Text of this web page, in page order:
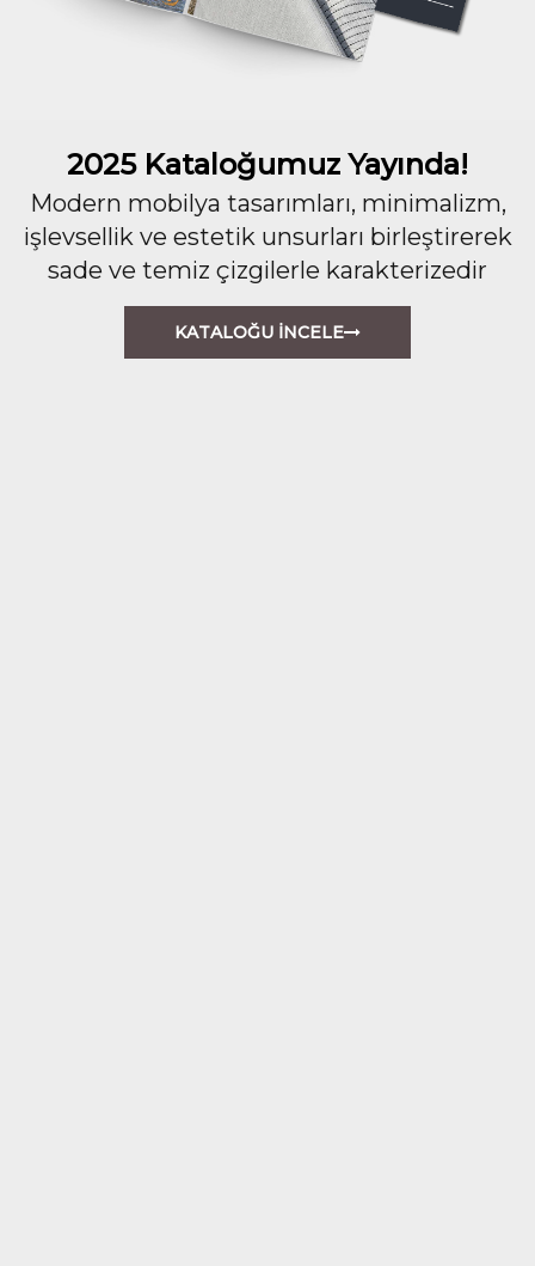
2025 Kataloğumuz Yayında!
Modern mobilya tasarımları, minimalizm,
işlevsellik ve estetik unsurları birleştirerek
sade ve temiz çizgilerle karakterizedir
KATALOĞU İNCELE